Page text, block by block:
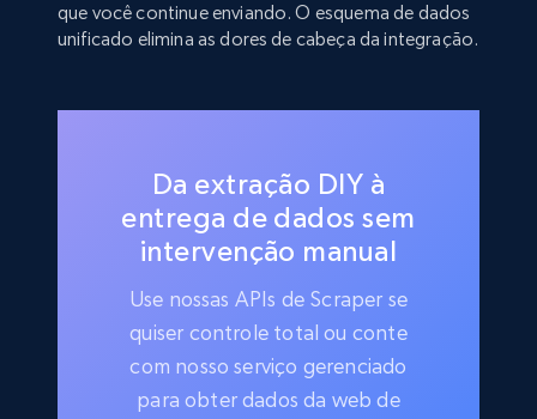
que você continue enviando. O esquema de dados
unificado elimina as dores de cabeça da integração.
Da extração DIY à
entrega de dados sem
intervenção manual
Use nossas APIs de Scraper se
quiser controle total ou conte
com nosso serviço gerenciado
para obter dados da web de